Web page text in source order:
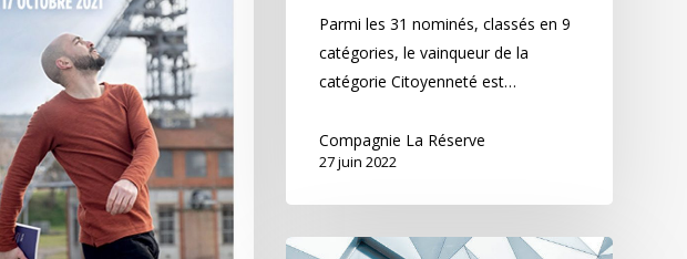
Parmi les 31 nominés, classés en 9
catégories, le vainqueur de la
catégorie Citoyenneté est…
Compagnie La Réserve
27 juin 2022